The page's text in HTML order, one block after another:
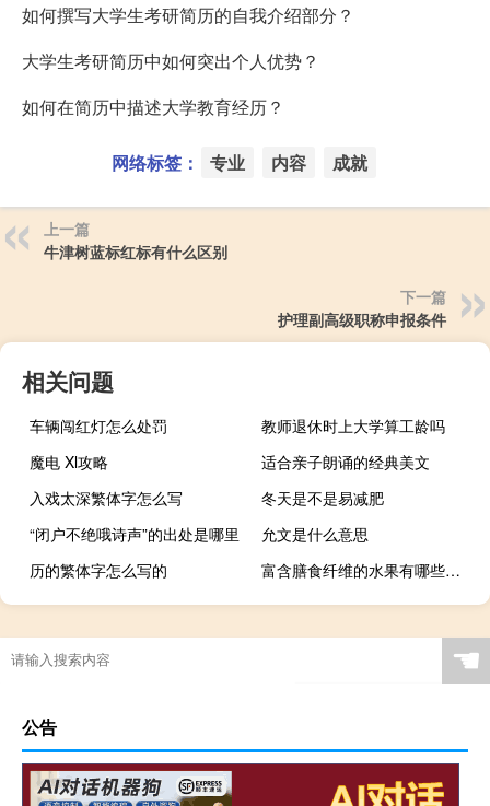
如何撰写大学生考研简历的自我介绍部分？
大学生考研简历中如何突出个人优势？
如何在简历中描述大学教育经历？
网络标签： 专业 内容 成就
上一篇
牛津树蓝标红标有什么区别
下一篇
护理副高级职称申报条件
相关问题
车辆闯红灯怎么处罚
教师退休时上大学算工龄吗
魔电 Xl攻略
适合亲子朗诵的经典美文
入戏太深繁体字怎么写
冬天是不是易减肥
“闭户不绝哦诗声”的出处是哪里
允文是什么意思
历的繁体字怎么写的
富含膳食纤维的水果有哪些图片（富含膳食纤维的水果有哪些）
☚
公告